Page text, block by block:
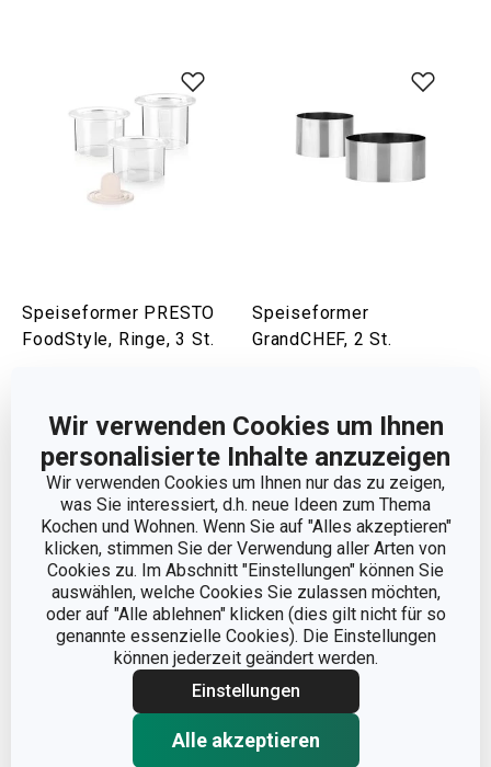
Wir verwenden Cookies um Ihnen
personalisierte Inhalte anzuzeigen
Wir verwenden Cookies um Ihnen nur das zu zeigen,
was Sie interessiert, d.h. neue Ideen zum Thema
Kochen und Wohnen. Wenn Sie auf "Alles akzeptieren"
klicken, stimmen Sie der Verwendung aller Arten von
Cookies zu. Im Abschnitt "Einstellungen" können Sie
auswählen, welche Cookies Sie zulassen möchten,
oder auf "Alle ablehnen" klicken (dies gilt nicht für so
genannte essenzielle Cookies). Die Einstellungen
können jederzeit geändert werden.
Einstellungen
Alle akzeptieren
Speiseformer PRESTO
FoodStyle, Ringe, 3 St.
Warenkorb
Speiseformer
GrandCHEF, 2 St.
Warenkorb